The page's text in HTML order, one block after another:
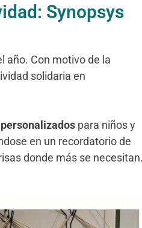
Synopsys
año. Con motivo de la
solidaria en
para niños y
en un recordatorio de
donde más se necesitan.